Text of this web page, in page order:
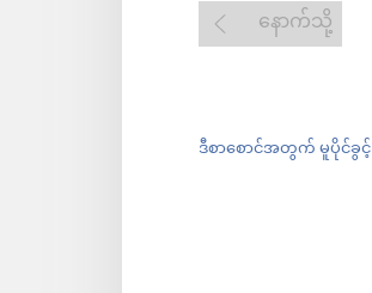
နောက်သို့
ဒီစာစောင်အတွက် မူပိုင်ခွင့်